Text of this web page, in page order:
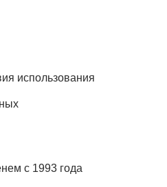
использования
с 1993 года